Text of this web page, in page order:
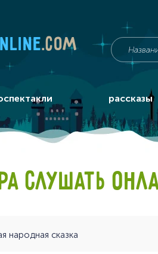
.com
рассказы
СЛУШАТЬ
народная сказка